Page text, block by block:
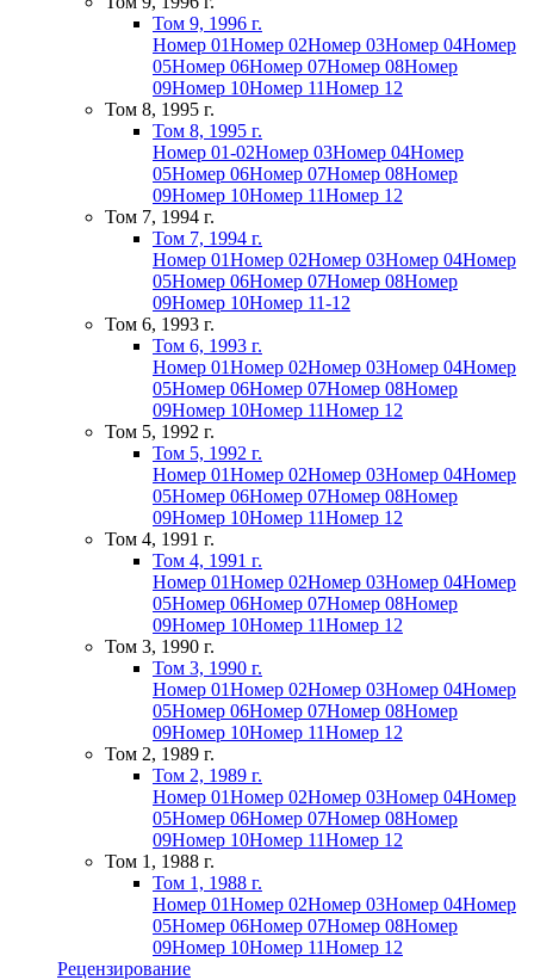
Том 9, 1996 г.
Номер 01Номер 02Номер 03Номер 04Номер
05Номер 06Номер 07Номер 08Номер
09Номер 10Номер 11Номер 12
Том 8, 1995 г.
Том 8, 1995 г.
Номер 01-02Номер 03Номер 04Номер
05Номер 06Номер 07Номер 08Номер
09Номер 10Номер 11Номер 12
Том 7, 1994 г.
Том 7, 1994 г.
Номер 01Номер 02Номер 03Номер 04Номер
05Номер 06Номер 07Номер 08Номер
09Номер 10Номер 11-12
Том 6, 1993 г.
Том 6, 1993 г.
Номер 01Номер 02Номер 03Номер 04Номер
05Номер 06Номер 07Номер 08Номер
09Номер 10Номер 11Номер 12
Том 5, 1992 г.
Том 5, 1992 г.
Номер 01Номер 02Номер 03Номер 04Номер
05Номер 06Номер 07Номер 08Номер
09Номер 10Номер 11Номер 12
Том 4, 1991 г.
Том 4, 1991 г.
Номер 01Номер 02Номер 03Номер 04Номер
05Номер 06Номер 07Номер 08Номер
09Номер 10Номер 11Номер 12
Том 3, 1990 г.
Том 3, 1990 г.
Номер 01Номер 02Номер 03Номер 04Номер
05Номер 06Номер 07Номер 08Номер
09Номер 10Номер 11Номер 12
Том 2, 1989 г.
Том 2, 1989 г.
Номер 01Номер 02Номер 03Номер 04Номер
05Номер 06Номер 07Номер 08Номер
09Номер 10Номер 11Номер 12
Том 1, 1988 г.
Том 1, 1988 г.
Номер 01Номер 02Номер 03Номер 04Номер
05Номер 06Номер 07Номер 08Номер
09Номер 10Номер 11Номер 12
Рецензирование